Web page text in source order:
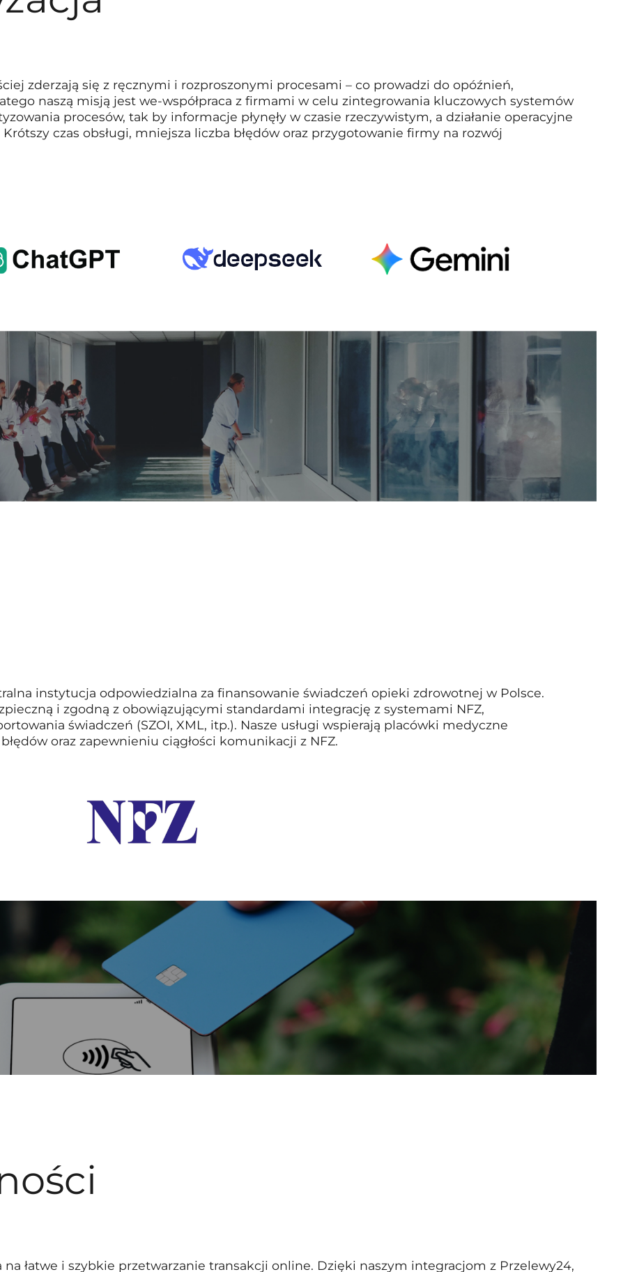
zderzają się z ręcznymi i rozproszonymi procesami – co prowadzi do opóźnień,
naszą misją jest we-współpraca z firmami w celu zintegrowania kluczowych systemów
procesów, tak by informacje płynęły w czasie rzeczywistym, a działanie operacyjne
czas obsługi, mniejsza liczba błędów oraz przygotowanie firmy na rozwój
instytucja odpowiedzialna za finansowanie świadczeń opieki zdrowotnej w Polsce.
i zgodną z obowiązującymi standardami integrację z systemami NFZ,
świadczeń (SZOI, XML, itp.). Nasze usługi wspierają placówki medyczne
oraz zapewnieniu ciągłości komunikacji z NFZ.
łatwe i szybkie przetwarzanie transakcji online. Dzięki naszym integracjom z Przelewy24,